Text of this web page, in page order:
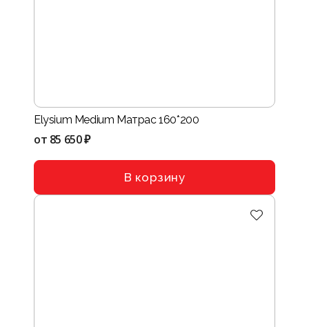
Elysium Medium Матрас 160*200
от 85 650 ₽
В корзину